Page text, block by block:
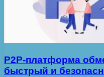
P2P-платформа
быстрый и